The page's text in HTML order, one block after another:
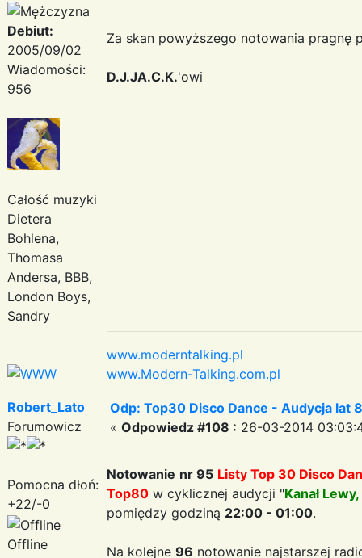
Debiut:
2005/09/02
Wiadomości:
956
Całość muzyki
Dietera
Bohlena,
Thomasa
Andersa, BBB,
London Boys,
Sandry
Za skan powyższego notowania pragnę
D.J.JA.C.K.'owi
www.moderntalking.pl
www.Modern-Talking.com.pl
Robert_Lato
Forumowicz
Pomocna dłoń:
+22/-0
Offline
Odp: Top30 Disco Dance - Audycja lat
« Odpowiedz #108 : 26-03-2014
Notowanie nr 95 Listy Top 30 Disco
Top80 w cyklicznej audycji "Kanał
pomiędzy godziną 22:00 - 01:00.
Na kolejne 96 notowanie najstarszej